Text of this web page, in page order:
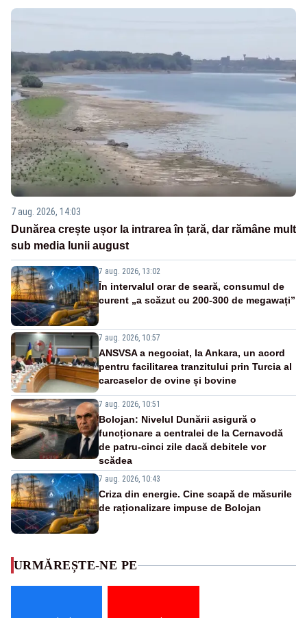
7 aug. 2026, 14:03
Dunărea crește ușor la intrarea în țară, dar rămâne mult
sub media lunii august
7 aug. 2026, 13:02
În intervalul orar de seară, consumul de
curent „a scăzut cu 200-300 de megawați”
7 aug. 2026, 10:57
ANSVSA a negociat, la Ankara, un acord
pentru facilitarea tranzitului prin Turcia al
carcaselor de ovine și bovine
7 aug. 2026, 10:51
Bolojan: Nivelul Dunării asigură o
funcționare a centralei de la Cernavodă
de patru-cinci zile dacă debitele vor
scădea
7 aug. 2026, 10:43
Criza din energie. Cine scapă de măsurile
de raționalizare impuse de Bolojan
URMĂREȘTE-NE PE